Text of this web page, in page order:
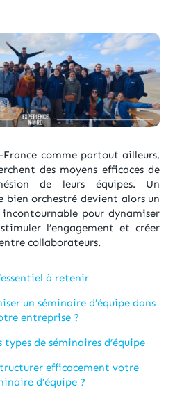
France comme partout ailleurs,
des moyens efficaces de
de leurs équipes. Un
bien orchestré devient alors un
pour dynamiser
l’engagement et créer
collaborateurs.
à retenir
un séminaire d’équipe dans
entreprise ?
types de séminaires d’équipe
efficacement votre
d’équipe ?